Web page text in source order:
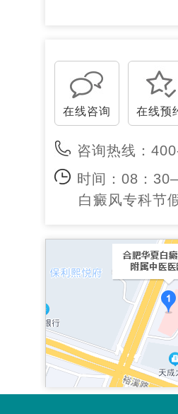
在线咨询 在线预
咨询热线：
时间：08：
白癜风专科节